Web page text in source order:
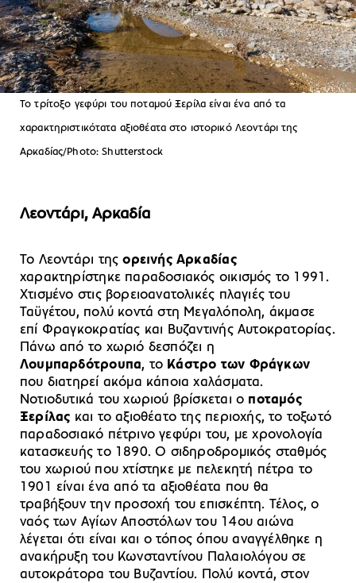
Το τρίτοξο γεφύρι του ποταμού Ξερίλα είναι ένα από τα
χαρακτηριστικότατα αξιοθέατα στο ιστορικό Λεοντάρι της
Αρκαδίας/Photo: Shutterstock
Λεοντάρι, Αρκαδία
Το Λεοντάρι τηςορεινής Αρκαδίας
χαρακτηρίστηκε παραδοσιακός οικισμός το 1991.
Χτισμένο στις βορειοανατολικές πλαγιές του
Ταϋγέτου, πολύ κοντά στη Μεγαλόπολη, άκμασε
επί Φραγκοκρατίας και Βυζαντινής Αυτοκρατορίας.
Πάνω από το χωριό δεσπόζει η
Λουμπαρδότρουπα, το Κάστρο των Φράγκων
που διατηρεί ακόμα κάποια χαλάσματα.
Νοτιοδυτικά του χωριού βρίσκεται ο ποταμός
Ξερίλας και το αξιοθέατο της περιοχής, το τοξωτό
παραδοσιακό πέτρινο γεφύρι του, με χρονολογία
κατασκευής το 1890. Ο σιδηροδρομικός σταθμός
του χωριού που χτίστηκε με πελεκητή πέτρα το
1901 είναι ένα από τα αξιοθέατα που θα
τραβήξουν την προσοχή του επισκέπτη. Τέλος, ο
ναός των Αγίων Αποστόλων του 14ου αιώνα
λέγεται ότι είναι και ο τόπος όπου αναγγέλθηκε η
ανακήρυξη του Κωνσταντίνου Παλαιολόγου σε
αυτοκράτορα του Βυζαντίου. Πολύ κοντά, στον